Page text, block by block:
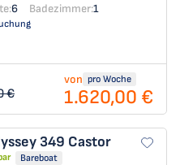
6 Badezimmer:1
€
von pro Woche
1.620,00 €
349 Castor
Bareboat